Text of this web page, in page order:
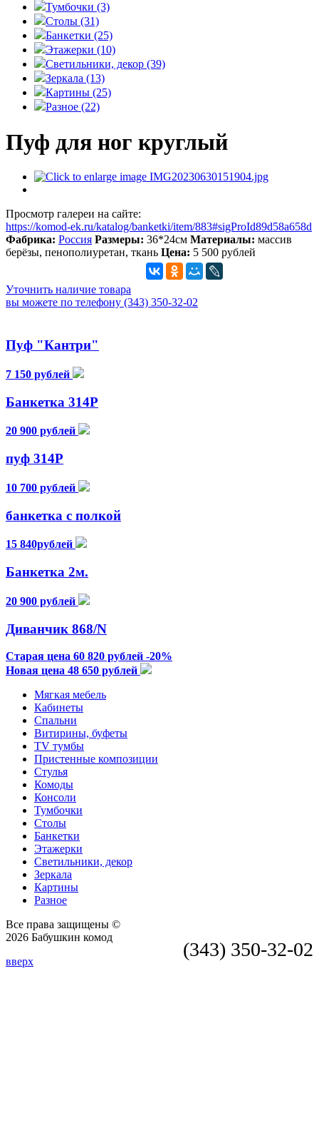
Тумбочки (3)
Столы (31)
Банкетки (25)
Этажерки (10)
Светильники, декор (39)
Зеркала (13)
Картины (25)
Разное (22)
Пуф для ног круглый
Просмотр галереи на сайте:
https://komod-ek.ru/katalog/banketki/item/883#sigProId89d58a658d
Фабрика: Россия Размеры: 36*24см Материалы: массив
берёзы, пенополиуретан, ткань Цена: 5 500 рублей
Уточнить наличие товара
вы можете по телефону (343) 350-32-02
Пуф "Кантри"
7 150 рублей
Банкетка 314Р
20 900 рублей
пуф 314Р
10 700 рублей
банкетка с полкой
15 840рублей
Банкетка 2м.
20 900 рублей
Диванчик 868/N
Старая цена 60 820 рублей -20%
Новая цена 48 650 рублей
Мягкая мебель
Кабинеты
Спальни
Витирины, буфеты
TV тумбы
Пристенные композиции
Стулья
Комоды
Консоли
Тумбочки
Столы
Банкетки
Этажерки
Светильники, декор
Зеркала
Картины
Разное
(343) 350-32-02
Все права защищены ©
2026 Бабушкин комод
вверх